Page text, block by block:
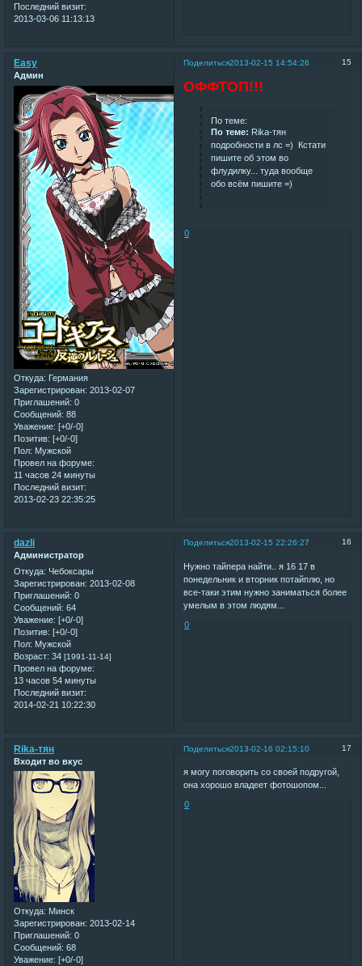
Последний визит:
2013-03-06 11:13:13
Поделиться 15
2013-02-15 14:54:26
Easy
Админ
Откуда: Германия
Зарегистрирован: 2013-02-07
Приглашений: 0
Сообщений: 88
Уважение: [+0/-0]
Позитив: [+0/-0]
Пол: Мужской
Провел на форуме:
11 часов 24 минуты
Последний визит:
2013-02-23 22:35:25
ОФФТОП!!!
По теме:
По теме: Rika-тян
подробности в лс =) Кстати
пишите об этом во
флудилку... туда вообще
обо всём пишите =)
0
Поделиться 16
2013-02-15 22:26:27
dazli
Администратор
Откуда: Чебоксары
Зарегистрирован: 2013-02-08
Приглашений: 0
Сообщений: 64
Уважение: [+0/-0]
Позитив: [+0/-0]
Пол: Мужской
Возраст: 34 [1991-11-14]
Провел на форуме:
13 часов 54 минуты
Последний визит:
2014-02-21 10:22:30
Нужно тайпера найти.. я 16 17 в
понедельник и вторник потайплю, но
все-таки этим нужно заниматься более
умелым в этом людям...
0
Поделиться 17
2013-02-16 02:15:10
Rika-тян
Входит во вкус
Откуда: Минск
Зарегистрирован: 2013-02-14
Приглашений: 0
Сообщений: 68
Уважение: [+0/-0]
я могу поговорить со своей подругой,
она хорошо владеет фотошопом...
0